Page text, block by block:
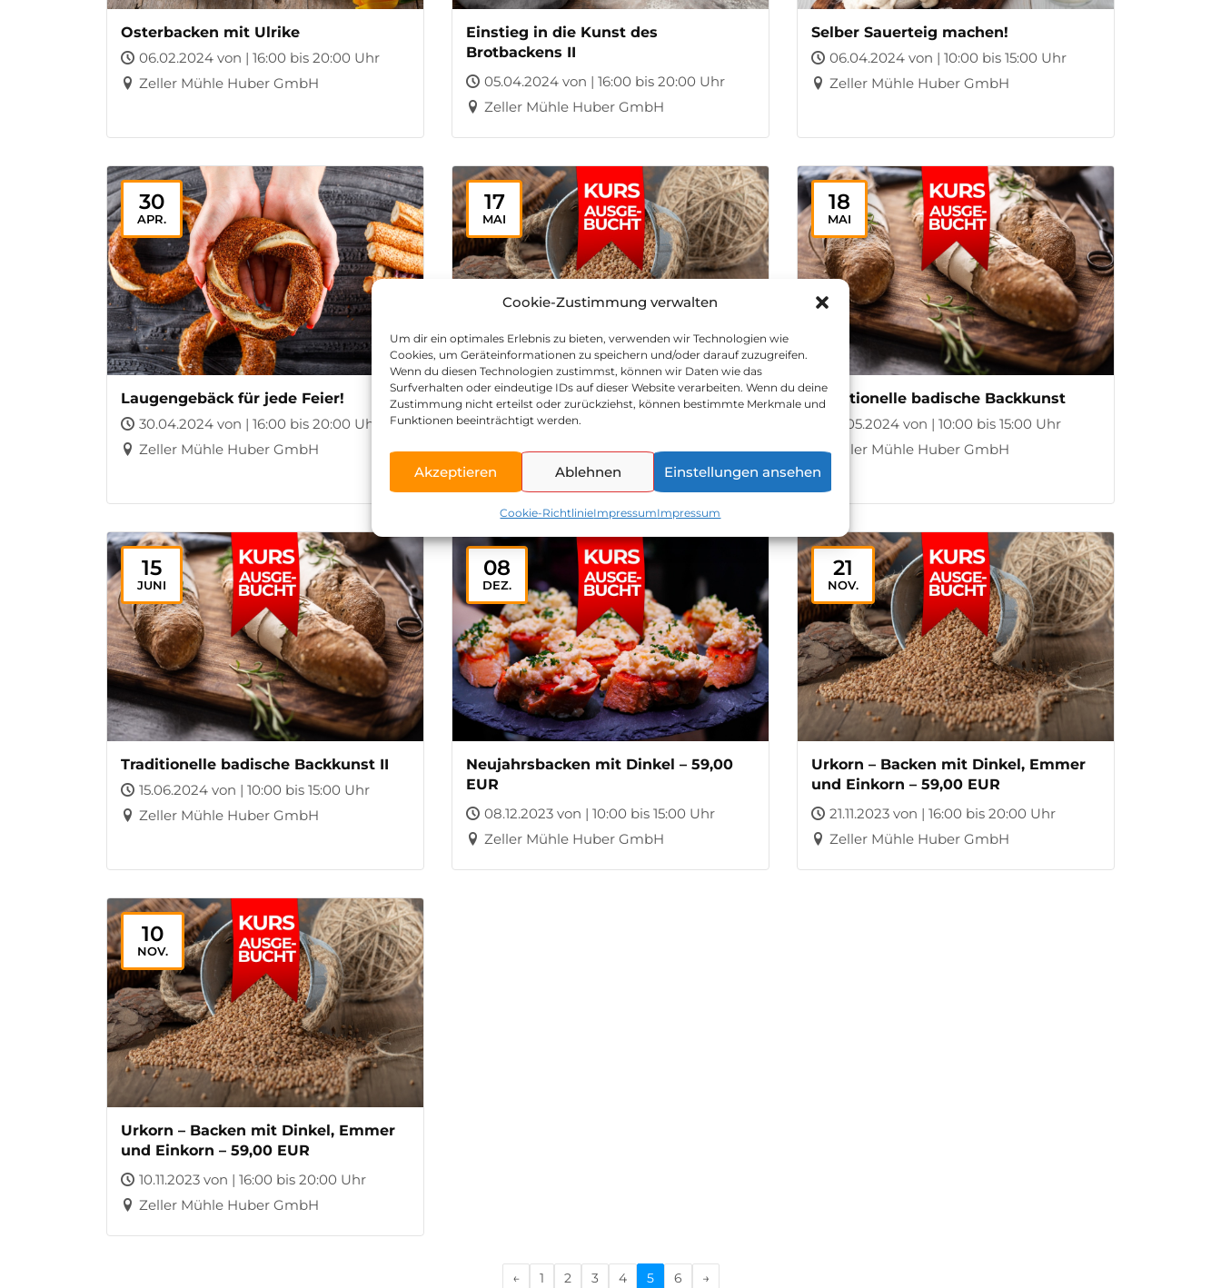
Cookie-Zustimmung verwalten
Um dir ein optimales Erlebnis zu bieten, verwenden wir Technologien wie
Cookies, um Geräteinformationen zu speichern und/oder darauf zuzugreifen.
Wenn du diesen Technologien zustimmst, können wir Daten wie das
Surfverhalten oder eindeutige IDs auf dieser Website verarbeiten. Wenn du deine
Zustimmung nicht erteilst oder zurückziehst, können bestimmte Merkmale und
Funktionen beeinträchtigt werden.
Akzeptieren Ablehnen Einstellungen ansehen
Cookie-RichtlinieImpressumImpressum
Osterbacken mit Ulrike
06.02.2024 von | 16:00 bis 20:00 Uhr
Zeller Mühle Huber GmbH
Einstieg in die Kunst des
Brotbackens II
05.04.2024 von | 16:00 bis 20:00 Uhr
Zeller Mühle Huber GmbH
Selber Sauerteig machen!
06.04.2024 von | 10:00 bis 15:00 Uhr
Zeller Mühle Huber GmbH
30
APR.
Laugengebäck für jede Feier!
30.04.2024 von | 16:00 bis 20:00 Uhr
Zeller Mühle Huber GmbH
17
MAI
Urkorn – Backen mit Dinkel, Emmer
und Einkorn II
17.05.2024 von | 16:00 bis 20:00 Uhr
Zeller Mühle Huber GmbH
18
MAI
Traditionelle badische Backkunst
18.05.2024 von | 10:00 bis 15:00 Uhr
Zeller Mühle Huber GmbH
15
JUNI
Traditionelle badische Backkunst II
15.06.2024 von | 10:00 bis 15:00 Uhr
Zeller Mühle Huber GmbH
08
DEZ.
Neujahrsbacken mit Dinkel – 59,00
EUR
08.12.2023 von | 10:00 bis 15:00 Uhr
Zeller Mühle Huber GmbH
21
NOV.
Urkorn – Backen mit Dinkel, Emmer
und Einkorn – 59,00 EUR
21.11.2023 von | 16:00 bis 20:00 Uhr
Zeller Mühle Huber GmbH
10
NOV.
Urkorn – Backen mit Dinkel, Emmer
und Einkorn – 59,00 EUR
10.11.2023 von | 16:00 bis 20:00 Uhr
Zeller Mühle Huber GmbH
← 1 2 3 4 5 6 →